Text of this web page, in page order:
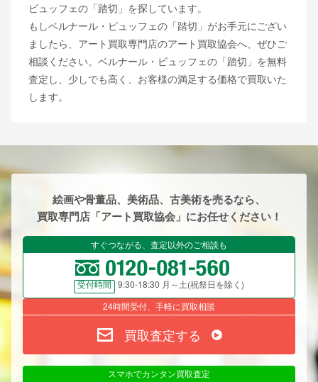
ビュッフェの「踏切」を探しています。
もしベルナール・ビュッフェの「踏切」がお手元にござい
ましたら、アート買取専門店のアート買取協会へ、ぜひご
相談ください。ベルナール・ビュッフェの「踏切」を無料
査定し、少しでも高く、お客様の満足する価格で買取いた
します。
絵画や骨董品、美術品、古美術を売るなら、
買取専門店「アート買取協会」にお任せください！
すぐつながる、査定以外のご相談も
受付時間
9:30-18:30 月～土(祝祭日を除く)
24時間受付、手軽に買取相談
買取査定する
スマホでカンタン買取査定